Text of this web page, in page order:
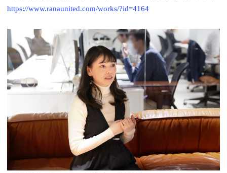
https://www.ranaunited.com/works/?id=4164